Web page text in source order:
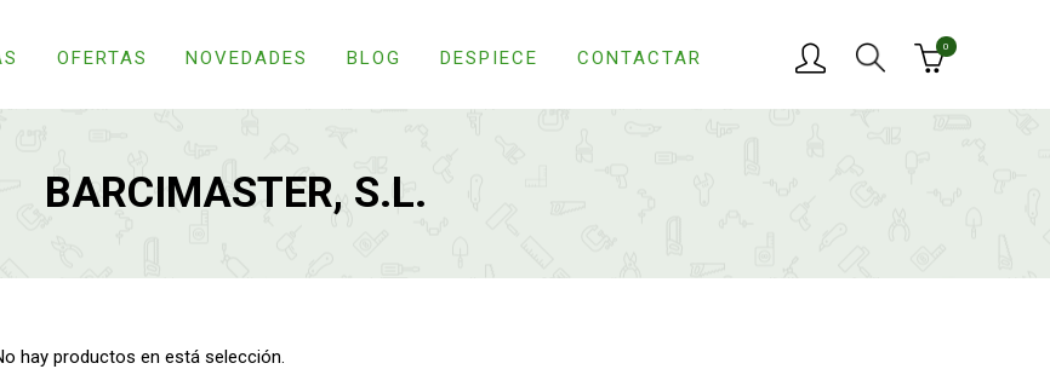
OFERTAS NOVEDADES BLOG DESPIECE CONTACTAR
0
BARCIMASTER, S.L.
hay productos en está selección.